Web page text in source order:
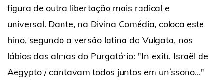
figura de outra libertação mais radical e
universal. Dante, na Divina Comédia, coloca este
hino, segundo a versão latina da Vulgata, nos
lábios das almas do Purgatório: "In exitu Israël de
Aegypto / cantavam todos juntos em uníssono..."